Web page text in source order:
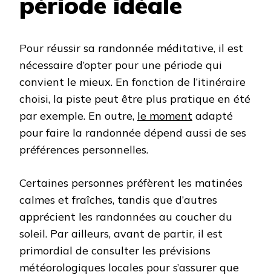
Pour réussir sa randonnée méditative, il est
nécessaire d’opter pour une période qui
convient le mieux. En fonction de l’itinéraire
choisi, la piste peut être plus pratique en été
par exemple. En outre, le moment adapté
pour faire la randonnée dépend aussi de ses
préférences personnelles.
Certaines personnes préfèrent les matinées
calmes et fraîches, tandis que d’autres
apprécient les randonnées au coucher du
soleil. Par ailleurs, avant de partir, il est
primordial de consulter les prévisions
météorologiques locales pour s’assurer que